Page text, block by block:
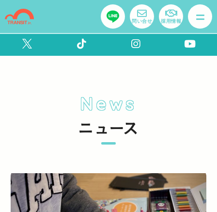
問い合せ 採用情報
News
ニュース